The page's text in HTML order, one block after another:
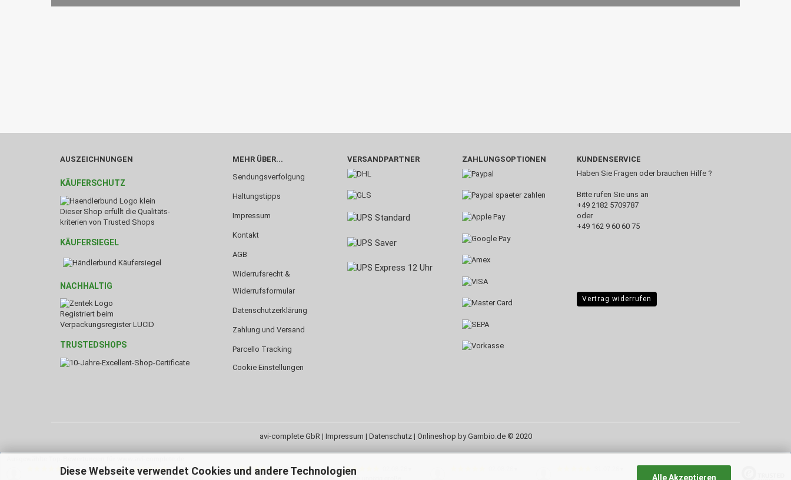
Diese Webseite verwendet Cookies und andere Technologien
Alle Akzeptieren
AUSZEICHNUNGEN
KÄUFERSCHUTZ
Dieser Shop erfüllt die Qualitäts-
kriterien von Trusted Shops
KÄUFERSIEGEL
NACHHALTIG
Registriert beim
Verpackungsregister LUCID
TRUSTEDSHOPS
MEHR ÜBER...
Sendungsverfolgung
Haltungstipps
Impressum
Kontakt
AGB
Widerrufsrecht &
Widerrufsformular
Datenschutzerklärung
Zahlung und Versand
Parcello Tracking
Cookie Einstellungen
VERSANDPARTNER ZAHLUNGSOPTIONEN
KUNDENSERVICE
Haben Sie Fragen oder brauchen Hilfe ?
Bitte rufen Sie uns an
+49 2182 5709787‬
oder
+49 162 9 60 60 75
Vertrag widerrufen
avi-complete GbR | Impressum | Datenschutz| Onlineshop by Gambio.de © 2020
06.08.26▼ 04.08.26▼ 02.08.26▼